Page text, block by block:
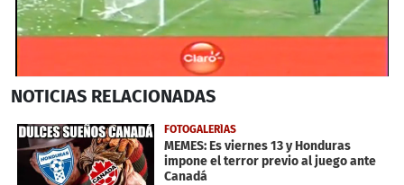
seconds
33
seconds
NOTICIAS RELACIONADAS
FOTOGALERÍAS
MEMES: Es viernes 13 y Honduras
impone el terror previo al juego ante
Canadá